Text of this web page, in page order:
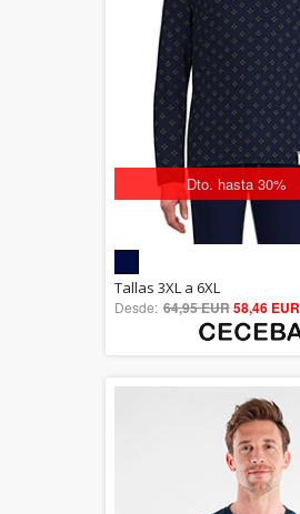
Dto. hasta 30%
5.00
out of 5
Tallas 3XL a 6XL
Desde: 64,95 EUR58,46 EUR